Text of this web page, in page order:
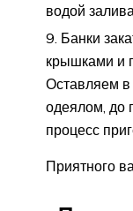
водой
Банки
крышками и
Оставляем
одеялом, до
процесс
Приятного